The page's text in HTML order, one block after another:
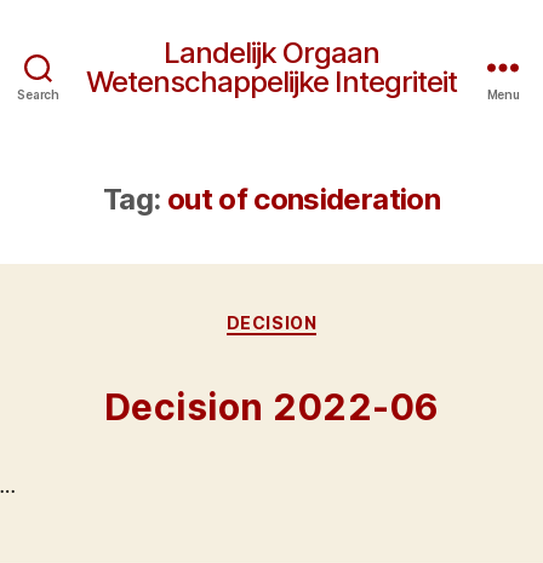
Search
Landelijk Orgaan
Wetenschappelijke Integriteit
Menu
Tag: out of consideration
Categories
DECISION
Decision 2022-06
…